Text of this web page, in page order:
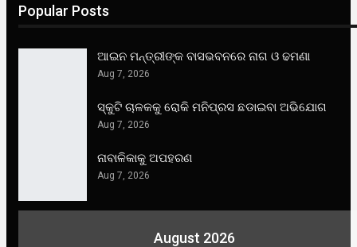
Popular Posts
ଆଇନ ମନ୍ତ୍ରୀଙ୍କ ବାସଭବନରେ ନାଗ ଓ ଢମଣା
Aug 7, 2026
ସ୍କୁଟି ଚାଳକକୁ ରୋକି ମନିପ୍ରସ ଛଡାଇବା ଅଭିଯୋଗ
Aug 7, 2026
ନାବାଳିକାକୁ ଅପହରଣ
Aug 7, 2026
August 2026